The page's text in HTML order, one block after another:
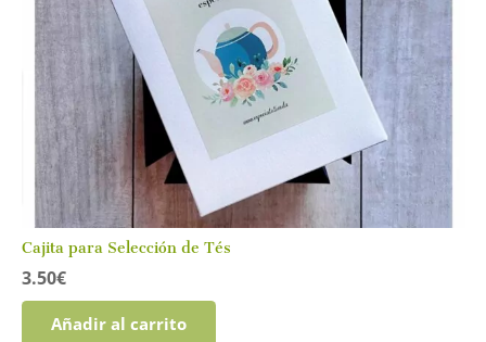
Cajita para Selección de Tés
3.50€
Añadir al carrito